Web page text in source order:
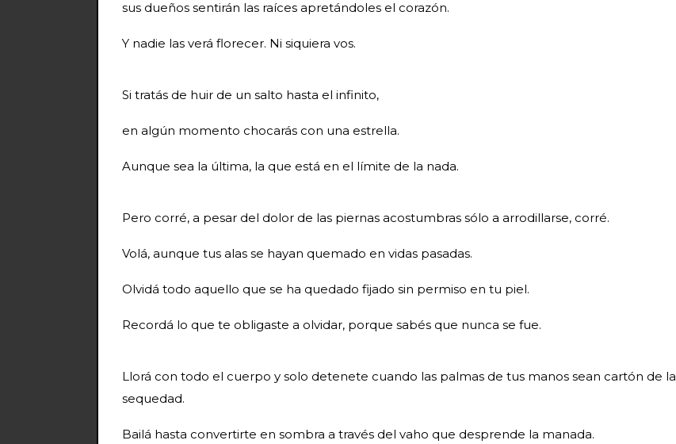
sus dueños sentirán las raíces apretándoles el corazón.
Y nadie las verá florecer. Ni siquiera vos.
Si tratás de huir de un salto hasta el infinito,
en algún momento chocarás con una estrella.
Aunque sea la última, la que está en el límite de la nada.
Pero corré, a pesar del dolor de las piernas acostumbras sólo a arrodillarse, corré.
Volá, aunque tus alas se hayan quemado en vidas pasadas.
Olvidá todo aquello que se ha quedado fijado sin permiso en tu piel.
Recordá lo que te obligaste a olvidar, porque sabés que nunca se fue.
Llorá con todo el cuerpo y solo detenete cuando las palmas de tus manos sean cartón de la
sequedad.
Bailá hasta convertirte en sombra a través del vaho que desprende la manada.